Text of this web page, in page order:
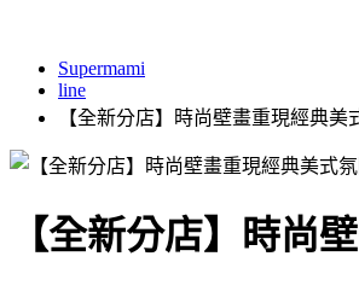
Supermami
line
【全新分店】時尚壁畫重現經典美
【全新分店】時尚